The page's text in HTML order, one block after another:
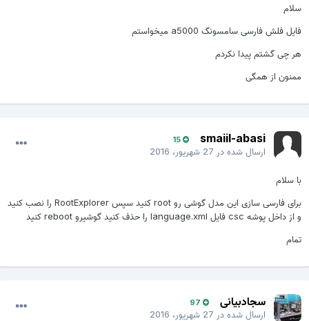
سلام
فایل فلش فارسی سامسونگ a5000 میخواستم
هر چی گشتم پیدا نکردم
ممنون از همگی
smaiil-abasi
15
ارسال شده در27 شهریور، 2016
با سلام
برای فارسی سازی این مدل گوشی رو root کنید سپس RootExplorer را نصب کنید
و از داخل پوشه csc فایل language.xml را حذف کنید گوشیرو reboot کنید
تمام
سجادبیانی 97
ارسال شده در27 شهریور، 2016